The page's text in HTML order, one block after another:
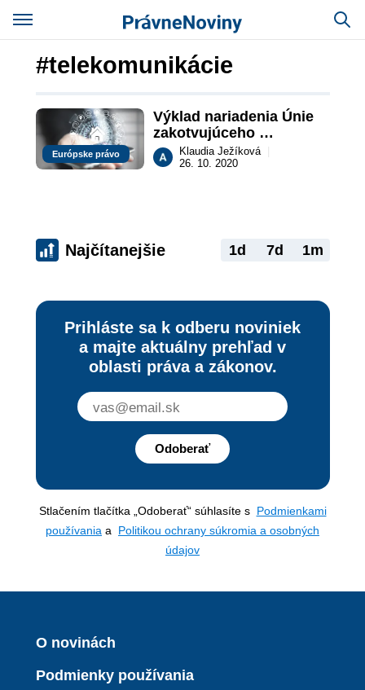
#telekomunikácie
Európske právo
Výklad nariadenia Únie
zakotvujúceho
„neutralitu internetu“
Klaudia Ježíková
26. 10. 2020
Najčítanejšie 1d 7d 1m
Prihláste sa k odberu noviniek
a majte aktuálny prehľad v
oblasti práva a zákonov.
Odoberať
Stlačením tlačítka „Odoberať“ súhlasíte s Podmienkami
používania a Politikou ochrany súkromia a osobných
údajov
O novinách
Podmienky používania